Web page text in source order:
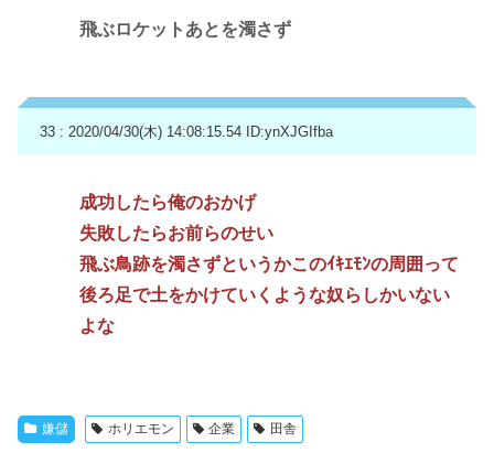
飛ぶロケットあとを濁さず
33 : 2020/04/30(木) 14:08:15.54 ID:ynXJGIfba
成功したら俺のおかげ
失敗したらお前らのせい
飛ぶ鳥跡を濁さずというかこのｲｷｴﾓﾝの周囲って
後ろ足で土をかけていくような奴らしかいない
よな
嫌儲 ホリエモン 企業 田舎